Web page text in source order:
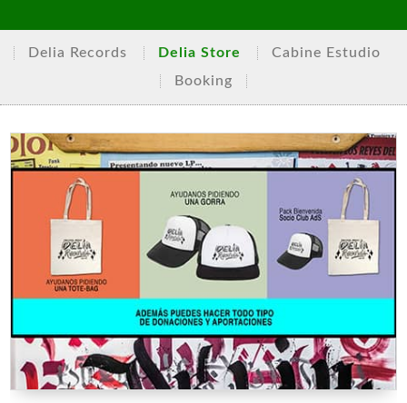
Delia Records Delia Store
Cabine Estudio
Booking